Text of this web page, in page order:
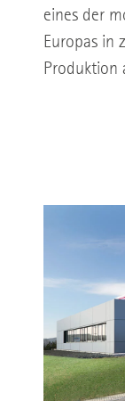
eines der
Europas in
Produktion